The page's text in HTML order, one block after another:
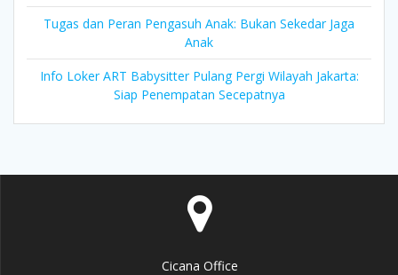
Tugas dan Peran Pengasuh Anak: Bukan Sekedar Jaga
Anak
Info Loker ART Babysitter Pulang Pergi Wilayah Jakarta:
Siap Penempatan Secepatnya
Cicana Office